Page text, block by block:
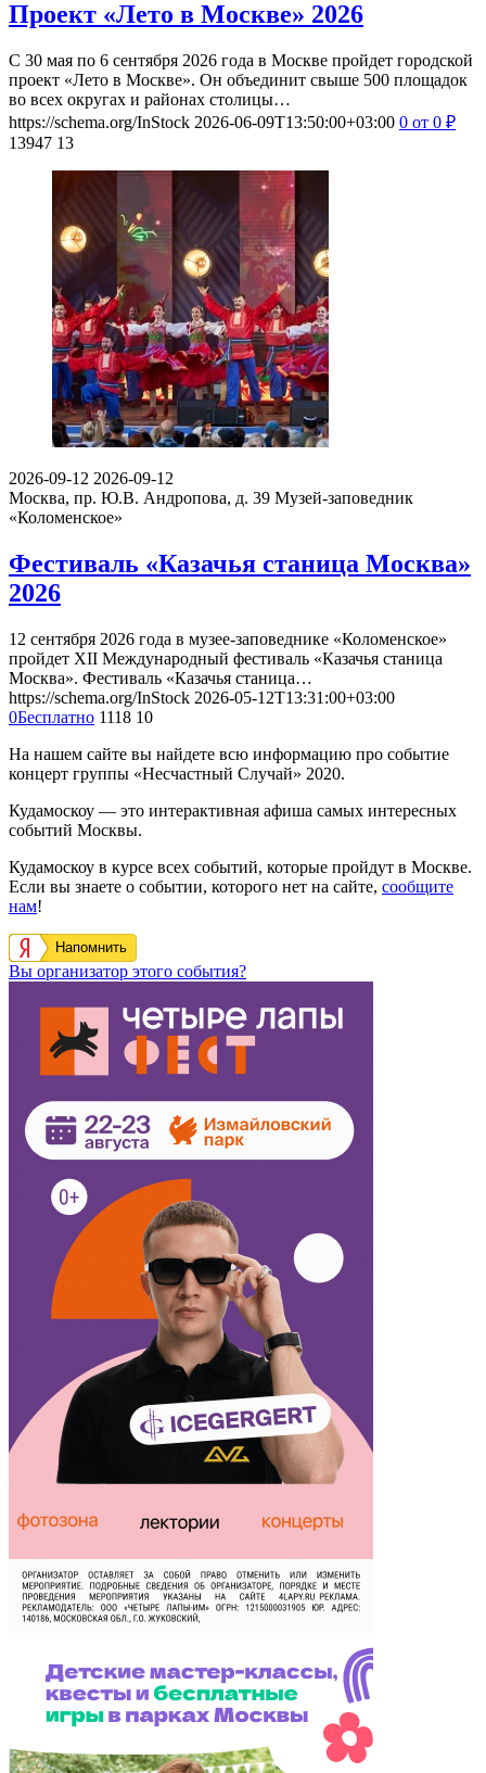
Проект «Лето в Москве» 2026
С 30 мая по 6 сентября 2026 года в Москве пройдет городской
проект «Лето в Москве». Он объединит свыше 500 площадок
во всех округах и районах столицы…
https://schema.org/InStock 2026-06-09T13:50:00+03:00 0 от 0 ₽
13947 13
2026-09-12 2026-09-12
Москва, пр. Ю.В. Андропова, д. 39 Музей-заповедник
«Коломенское»
Фестиваль «Казачья станица Москва»
2026
12 сентября 2026 года в музее-заповеднике «Коломенское»
пройдет XII Международный фестиваль «Казачья станица
Москва». Фестиваль «Казачья станица…
https://schema.org/InStock 2026-05-12T13:31:00+03:00
0Бесплатно 1118 10
На нашем сайте вы найдете всю информацию про событие
концерт группы «Несчастный Случай» 2020.
Кудамоскоу — это интерактивная афиша самых интересных
событий Москвы.
Кудамоскоу в курсе всех событий, которые пройдут в Москве.
Если вы знаете о событии, которого нет на сайте, сообщите
нам!
Напомнить
Вы организатор этого события?